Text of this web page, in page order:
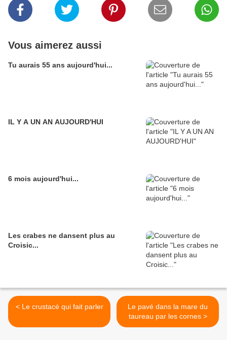
Vous aimerez aussi
Tu aurais 55 ans aujourd'hui...
IL Y A UN AN AUJOURD'HUI
6 mois aujourd'hui...
Les crabes ne dansent plus au
Croisic...
< Le crustacé qui fait parler
Le pavé dans la mare du
taureau par les cornes >